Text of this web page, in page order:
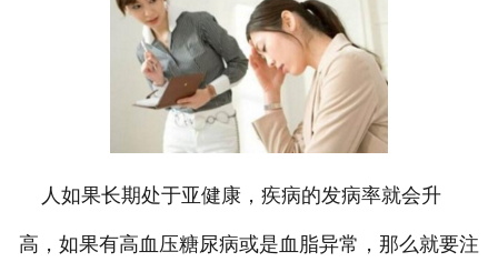
人如果长期处于亚健康，疾病的发病率就会升
高，如果有高血压糖尿病或是血脂异常，那么就要注